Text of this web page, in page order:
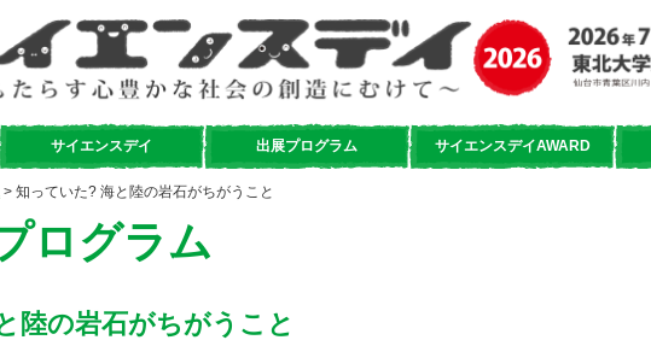
サイエンスデイ 出展プログラム サイエンスデイAWARD
> 知っていた? 海と陸の岩石がちがうこと
ログラム
陸の岩石がちがうこと